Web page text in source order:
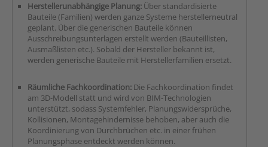
Herstellerunabhängige Planung: Über standardisierte
Bauteile (Familien) werden ganze Systeme herstellerneutral
geplant. Über die generischen Bauteile können
Ausschreibungsunterlagen erstellt werden (Bauteillisten,
Ausmaßlisten etc.). Sobald der Hersteller bekannt ist,
werden generische Bauteile mit Herstellerfamilien ersetzt.
Räumliche Fachkoordination: Die Fachkoordination findet
am 3D-Modell statt und wird von BIM-Technologien
unterstützt, sodass Systemfehler, Planungswidersprüche,
Kollisionen, Montagehindernisse behoben, aber auch die
Koordinierung von Durchbrüchen etc. in einer frühen
Planungsphase entdeckt werden können.